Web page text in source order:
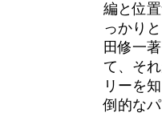
編と位
っかり
田修一
て、そ
リーを
倒的な